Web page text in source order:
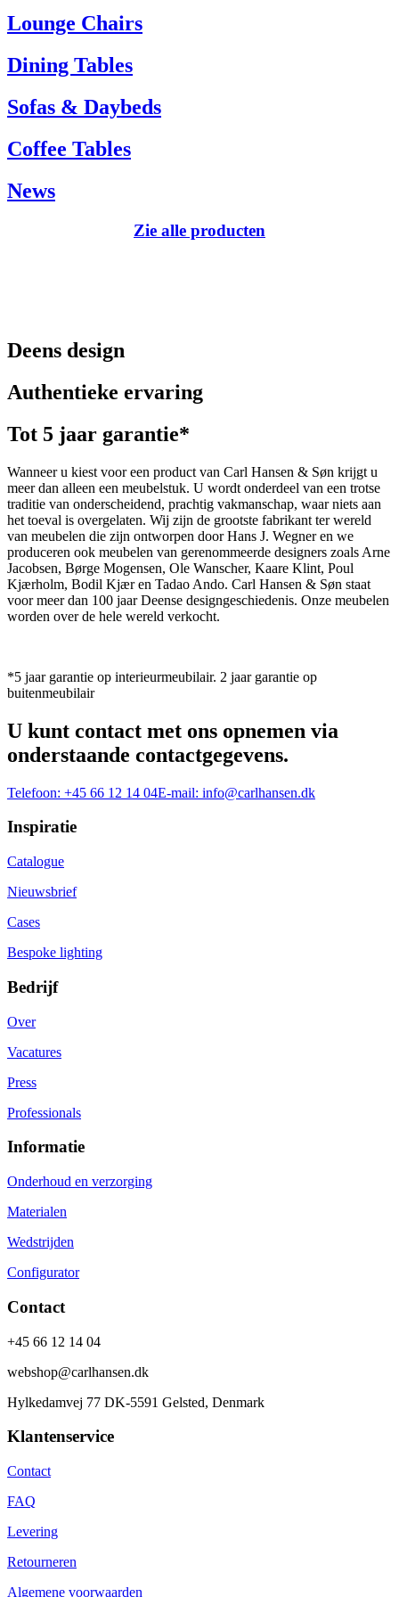
Tel.: +45 66 12 14 04
info@carlhansen.dk
Lounge Chairs
Dining Tables
Sofas & Daybeds
Coffee Tables
News
Zie alle producten
Deens design
Authentieke ervaring
Tot 5 jaar garantie*
Wanneer u kiest voor een product van Carl Hansen & Søn krijgt u
meer dan alleen een meubelstuk. U wordt onderdeel van een trotse
traditie van onderscheidend, prachtig vakmanschap, waar niets aan
het toeval is overgelaten. Wij zijn de grootste fabrikant ter wereld
van meubelen die zijn ontworpen door Hans J. Wegner en we
produceren ook meubelen van gerenommeerde designers zoals Arne
Jacobsen, Børge Mogensen, Ole Wanscher, Kaare Klint, Poul
Kjærholm, Bodil Kjær en Tadao Ando. Carl Hansen & Søn staat
voor meer dan 100 jaar Deense designgeschiedenis. Onze meubelen
worden over de hele wereld verkocht.
*5 jaar garantie op interieurmeubilair. 2 jaar garantie op
buitenmeubilair
U kunt contact met ons opnemen via
onderstaande contactgegevens.
Telefoon: +45 66 12 14 04E-mail: info@carlhansen.dk
Inspiratie
Catalogue
Nieuwsbrief
Cases
Bespoke lighting
Bedrijf
Over
Vacatures
Press
Professionals
Informatie
Onderhoud en verzorging
Materialen
Wedstrijden
Configurator
Contact
+45 66 12 14 04
webshop@carlhansen.dk
Hylkedamvej 77 DK-5591 Gelsted, Denmark
Klantenservice
Contact
FAQ
Levering
Retourneren
Algemene voorwaarden